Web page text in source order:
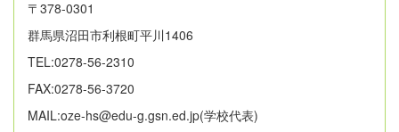
〒378-0301
群馬県沼田市利根町平川1406
TEL:0278-56-2310
FAX:0278-56-3720
MAIL:oze-hs@edu-g.gsn.ed.jp(学校代表)